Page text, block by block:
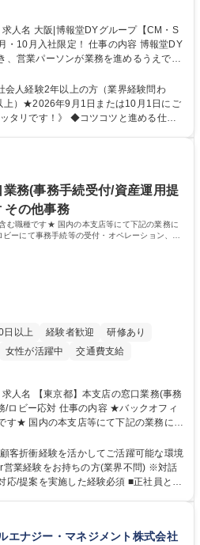
駅近5分以内
定！ 仕事の内容 博報堂DY
、営業パーソンが業務を進めるうえで発
テレビCMやSNS広告の入稿サポー
しての業務をお任せします。 ◆得意
広告出稿の進行管理、確認 ◆広告出稿
作成 ◆TVCM放送枠の情報管理、不備確
集職種 大阪|博報堂DY
ポート業務】9月・10月入社限定！
会人経験2年以上の方（業界経験問わ
上）★2026年9月1日または10月1日にご
短
業務(事務手続受付/資産運用提
その他事務
む職種です★ 国内の本支店等にて下記の業務に
ーにて事務手続等の受付・オペレーション、お
日以上 経験者歓迎
研修あり
女性が活躍中
交通費支給
内容 ★バックオフィ
す★ 国内の本支店等にて下記の業務に従
/ロビーにて事務手続等の受付・オペレ
の検討・構築等 ≪業務紹介：ご応募前
www.mysite.bk.mufg.jp/career/circle/
客折衝経験を活かしてご活躍可能な環境
業経験をお持ちの方(業界不問) ※対話
を実施した経験必須 ■正社員とし
幅広いキャリアの選択肢があり、公募
りが挑戦できるカルチャーが浸透してい
エナジー・マネジメント株式会社